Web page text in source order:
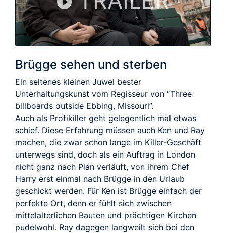
Brügge sehen und sterben
Ein seltenes kleinen Juwel bester
Unterhaltungskunst vom Regisseur von “Three
billboards outside Ebbing, Missouri”.
Auch als Profikiller geht gelegentlich mal etwas
schief. Diese Erfahrung müssen auch Ken und Ray
machen, die zwar schon lange im Killer-Geschäft
unterwegs sind, doch als ein Auftrag in London
nicht ganz nach Plan verläuft, von ihrem Chef
Harry erst einmal nach Brügge in den Urlaub
geschickt werden. Für Ken ist Brügge einfach der
perfekte Ort, denn er fühlt sich zwischen
mittelalterlichen Bauten und prächtigen Kirchen
pudelwohl. Ray dagegen langweilt sich bei den